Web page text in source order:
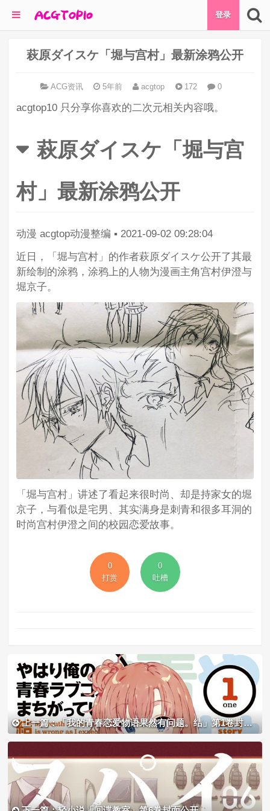
登录
萩原ダイスケ「堀与宫村」最新涂鸦公开
ACG资讯 5年前 acgtop 172 0
acgtop10 只分享你喜欢的二次元相关内容哦。
萩原ダイスケ「堀与宫
村」最新涂鸦公开
动漫 acgtop动漫整编 ▪ 2021-09-02 09:28:04
近日，「堀与宫村」的作者萩原ダイスケ公开了其最
新绘制的涂鸦，涂鸦上的人物为漫画主角宫村伊澄与
堀京子。
「堀与宫村」讲述了看起来很时尚、却是持家女的堀
京子，与看似是宅男、其实满身是刺青和很多耳洞的
时尚宫村伊澄之间的校园恋爱故事。
0
打赏
0
吐槽
上一篇：「我的青春恋爱物语果然有问题。结」第1卷封面公开